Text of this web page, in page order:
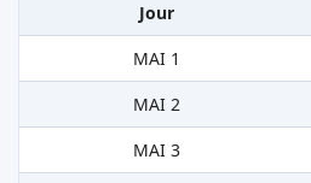
Jour
MAI 1
MAI 2
MAI 3